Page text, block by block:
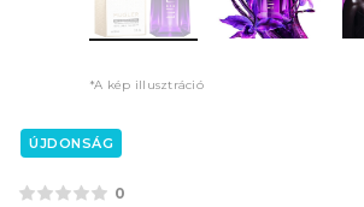
*A kép illusztráció
ÚJDONSÁG
0